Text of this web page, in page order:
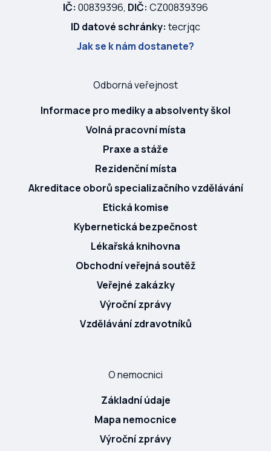
IČ: 00839396, DIČ: CZ00839396
ID datové schránky: tecrjqc
Jak se k nám dostanete?
Odborná veřejnost
Informace pro mediky a absolventy škol
Volná pracovní místa
Praxe a stáže
Rezidenční místa
Akreditace oborů specializačního vzdělávání
Etická komise
Kybernetická bezpečnost
Lékařská knihovna
Obchodní veřejná soutěž
Veřejné zakázky
Výroční zprávy
Vzdělávání zdravotníků
O nemocnici
Základní údaje
Mapa nemocnice
Výroční zprávy